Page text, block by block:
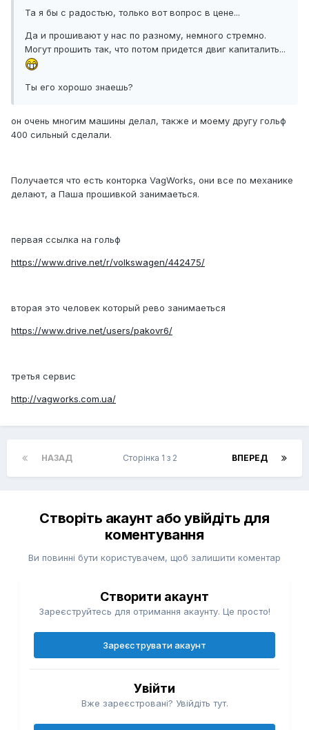
Та я бы с радостью, только вот вопрос в цене...
Да и прошивают у нас по разному, немного стремно.
Могут прошить так, что потом придется двиг капиталить...
Ты его хорошо знаешь?
он очень многим машины делал, также и моему другу гольф
400 сильный сделали.
Получается что есть конторка VagWorks, они все по механике
делают, а Паша прошивкой занимаеться.
первая ссылка на гольф
https://www.drive.net/r/volkswagen/442475/
вторая это человек который рево занимаеться
https://www.drive.net/users/pakovr6/
третья сервис
http://vagworks.com.ua/
НАЗАД ВПЕРЕД
Сторінка 1 з 2
Створіть акаунт або увійдіть для
коментування
Ви повинні бути користувачем, щоб залишити коментар
Створити акаунт
Зареєструйтесь для отримання акаунту. Це просто!
Зареєструвати акаунт
Увійти
Вже зареєстровані? Увійдіть тут.